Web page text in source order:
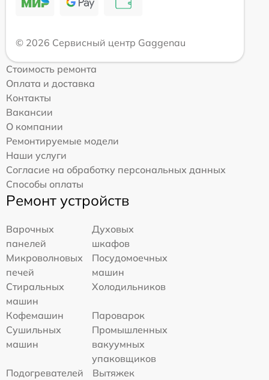
© 2026 Сервисный центр Gaggenau
Стоимость ремонта
Оплата и доставка
Контакты
Вакансии
О компании
Ремонтируемые модели
Наши услуги
Согласие на обработку персональных данных
Способы оплаты
Ремонт устройств
Варочных
панелей
Духовых
шкафов
Микроволновых
печей
Посудомоечных
машин
Стиральных
машин
Холодильников
Кофемашин
Пароварок
Сушильных
машин
Промышленных
вакуумных
упаковщиков
Подогревателей
Вытяжек